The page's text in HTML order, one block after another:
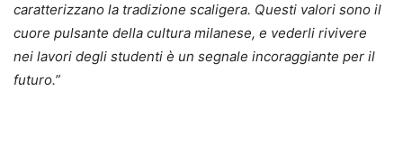
caratterizzano la tradizione scaligera. Questi valori sono il
cuore pulsante della cultura milanese, e vederli rivivere
nei lavori degli studenti è un segnale incoraggiante per il
futuro.”